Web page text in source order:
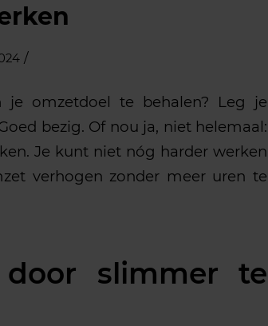
/
omzetdoel te behalen? Leg je
bezig. Of nou ja, niet helemaal:
Je kunt niet nóg harder werken
verhogen zonder meer uren te
slimmer te